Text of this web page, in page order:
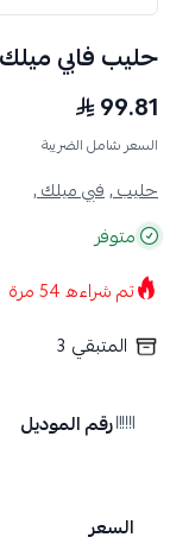
حليب فابي ميلك رقم 1
99.81
السعر شامل الضريبة
حليب ,فبي ميلك ,
متوفر
تم شراءه54مرة
المتبقي 3
رقم الموديل
السعر